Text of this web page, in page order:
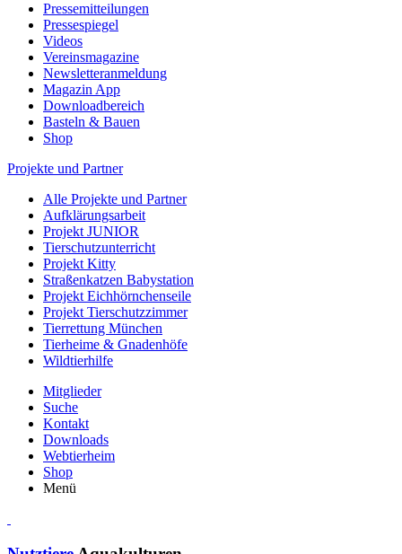
Pressemitteilungen
Pressespiegel
Videos
Vereinsmagazine
Newsletteranmeldung
Magazin App
Downloadbereich
Basteln & Bauen
Shop
Projekte und Partner
Alle Projekte und Partner
Aufklärungsarbeit
Projekt JUNIOR
Tierschutzunterricht
Projekt Kitty
Straßenkatzen Babystation
Projekt Eichhörnchenseile
Projekt Tierschutzzimmer
Tierrettung München
Tierheime & Gnadenhöfe
Wildtierhilfe
Mitglieder
Suche
Kontakt
Downloads
Webtierheim
Shop
Menü